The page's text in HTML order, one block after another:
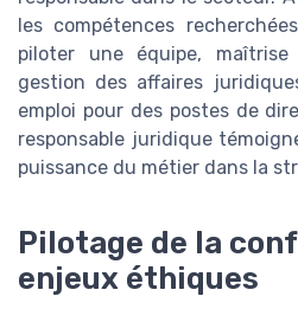
les compétences
piloter une équipe,
gestion des affaires
emploi pour des postes de
responsable juridique
puissance du métier dans la
Pilotage de la
enjeux éthiques